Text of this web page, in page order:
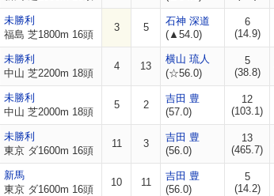
未勝利
福島 芝1800m 16頭
3 5
石神 深道
(▲54.0)
6
(14.9)
未勝利
中山 芝2200m 18頭
4 13
横山 琉人
(☆56.0)
5
(38.8)
未勝利
中山 芝2000m 18頭
5 2
吉田 豊
(57.0)
12
(103.1)
未勝利
東京 ダ1600m 16頭
11 3
吉田 豊
(56.0)
13
(465.7)
新馬
東京 ダ1600m 16頭
10 11
吉田 豊
(56.0)
5
(14.2)